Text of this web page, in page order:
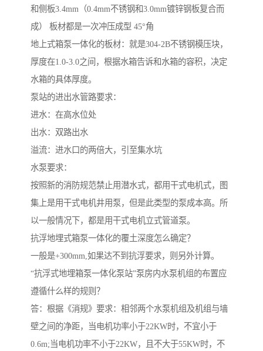
和侧板3.4mm（0.4mm不锈钢和3.0mm镀锌钢板复合而
成） 板材都是一次冲压成型 45°角
地上式箱泵一体化的板材：就是304-2B不锈钢模压块，
厚度在1.0-3.0之间，根据水箱告诉和水箱的容积，决定
水箱的具体厚度。
泵站的进出水管路要求：
进水：在高水位处
出水：双路出水
溢流：进水口的两倍大，引至集水坑
水泵要求：
按照新的消防规范禁止用潜水式，都用干式电机式，图
集上是用干式电机井用泵，但是此类型的泵成本高。所
以一般情况下，都是用干式电机立式管道泵。
抗浮地埋式箱泵一体化的覆土深度怎么确定？
一般是+300mm,如果达不到抗浮要求，则另外计算。
“抗浮式地埋箱泵一体化泵站”泵房内水泵机组的布置应
遵循什么样的规则？
答：根据《消规》要求：相邻两个水泵机组及机组与墙
壁之间的净距，当电机功率小于22KW时，不宜小于
0.6m;当电机功率不小于22KW，且不大于55KW时，不